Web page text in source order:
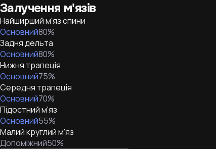
Залучення м'язів
Найширший м'яз спини
Основний80%
Задня дельта
Основний80%
Нижня трапеція
Основний75%
Середня трапеція
Основний70%
Підостний м'яз
Основний55%
Малий круглий м'яз
Допоміжний50%